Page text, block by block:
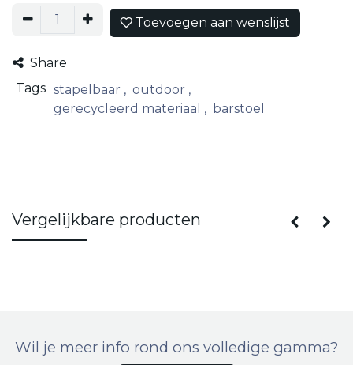
Toevoegen aan wenslijst
Share
Tags stapelbaar , outdoor ,
gerecycleerd materiaal , barstoel
Vergelijkbare producten
Wil je meer info rond ons volledige gamma?